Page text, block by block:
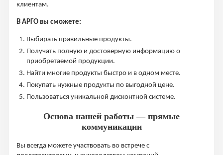
клиентам.
В АРГО вы сможете:
Выбирать правильные продукты.
Получать полную и достоверную информацию о
приобретаемой продукции.
Найти многие продукты быстро и в одном месте.
Покупать нужные продукты по выгодной цене.
Пользоваться уникальной дисконтной системе.
Основа нашей работы ― прямые
коммуникации
Вы всегда можете участвовать во встрече с